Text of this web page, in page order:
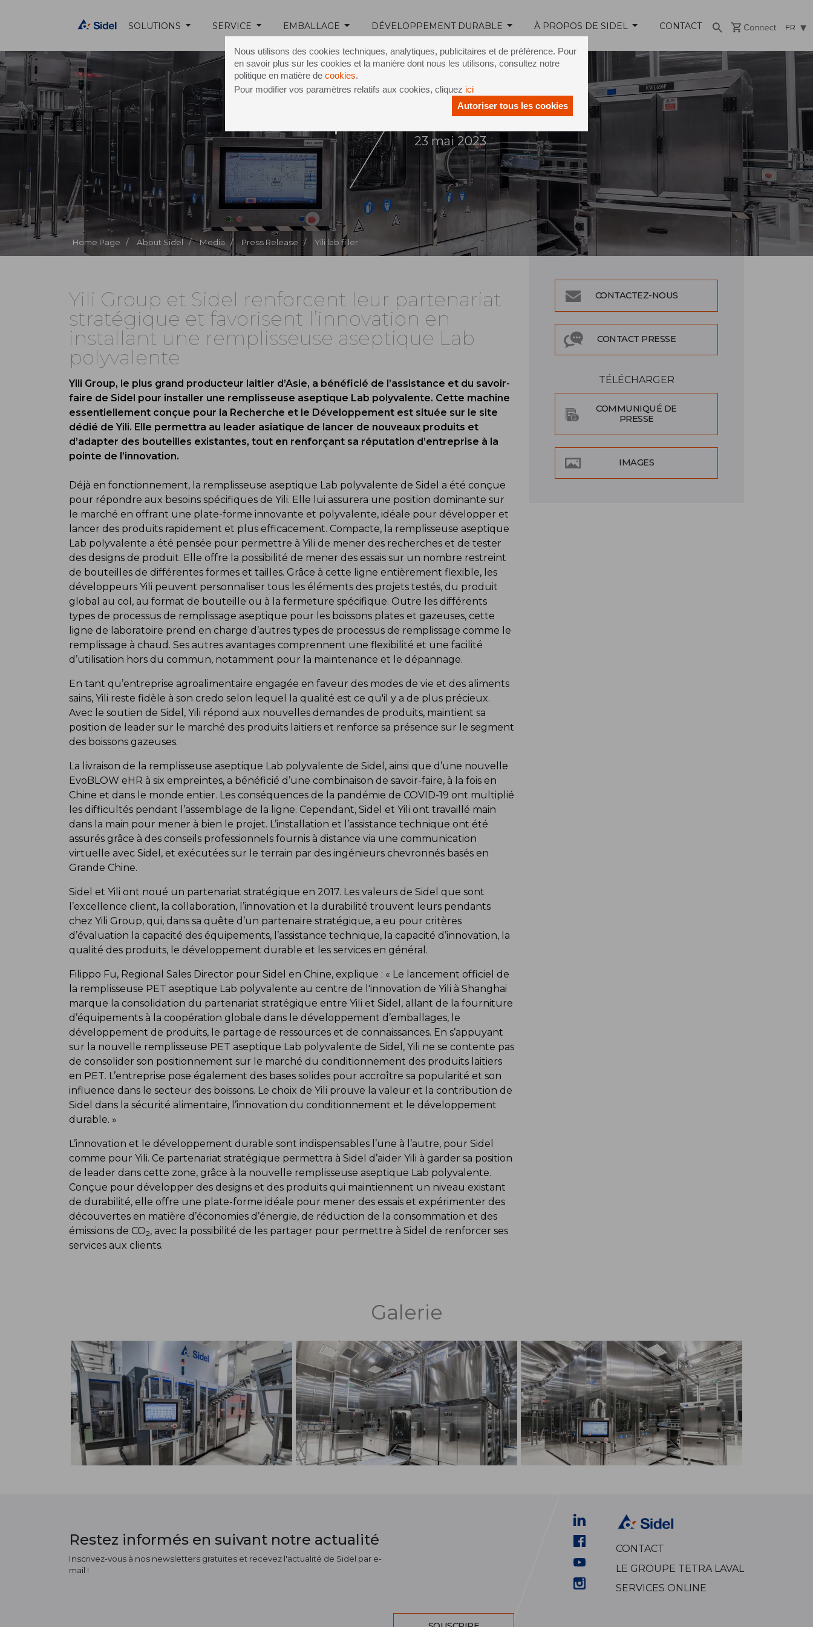
Nous utilisons des cookies techniques, analytiques, publicitaires et de préférence. Pour
en savoir plus sur les cookies et la manière dont nous les utilisons, consultez notre
politique en matière de cookies.
Pour modifier vos paramètres relatifs aux cookies, cliquez ici
Autoriser tous les cookies
SOLUTIONS SERVICE EMBALLAGE DÉVELOPPEMENT DURABLE À PROPOS DE SIDEL CONTACT FR
Home Page / About Sidel / Media / Press Release / Yili lab filler
23 mai 2023
Yili Group et Sidel renforcent leur partenariat
stratégique et favorisent l’innovation en
installant une remplisseuse aseptique Lab
polyvalente
Yili Group, le plus grand producteur laitier d’Asie, a bénéficié de l’assistance et du savoir-
faire de Sidel pour installer une remplisseuse aseptique Lab polyvalente. Cette machine
essentiellement conçue pour la Recherche et le Développement est située sur le site
dédié de Yili. Elle permettra au leader asiatique de lancer de nouveaux produits et
d’adapter des bouteilles existantes, tout en renforçant sa réputation d’entreprise à la
pointe de l’innovation.
Déjà en fonctionnement, la remplisseuse aseptique Lab polyvalente de Sidel a été conçue
pour répondre aux besoins spécifiques de Yili. Elle lui assurera une position dominante sur
le marché en offrant une plate-forme innovante et polyvalente, idéale pour développer et
lancer des produits rapidement et plus efficacement. Compacte, la remplisseuse aseptique
Lab polyvalente a été pensée pour permettre à Yili de mener des recherches et de tester
des designs de produit. Elle offre la possibilité de mener des essais sur un nombre restreint
de bouteilles de différentes formes et tailles. Grâce à cette ligne entièrement flexible, les
développeurs Yili peuvent personnaliser tous les éléments des projets testés, du produit
global au col, au format de bouteille ou à la fermeture spécifique. Outre les différents
types de processus de remplissage aseptique pour les boissons plates et gazeuses, cette
ligne de laboratoire prend en charge d’autres types de processus de remplissage comme le
remplissage à chaud. Ses autres avantages comprennent une flexibilité et une facilité
d’utilisation hors du commun, notamment pour la maintenance et le dépannage.
En tant qu’entreprise agroalimentaire engagée en faveur des modes de vie et des aliments
sains, Yili reste fidèle à son credo selon lequel la qualité est ce qu'il y a de plus précieux.
Avec le soutien de Sidel, Yili répond aux nouvelles demandes de produits, maintient sa
position de leader sur le marché des produits laitiers et renforce sa présence sur le segment
des boissons gazeuses.
La livraison de la remplisseuse aseptique Lab polyvalente de Sidel, ainsi que d’une nouvelle
EvoBLOW eHR à six empreintes, a bénéficié d’une combinaison de savoir-faire, à la fois en
Chine et dans le monde entier. Les conséquences de la pandémie de COVID-19 ont multiplié
les difficultés pendant l’assemblage de la ligne. Cependant, Sidel et Yili ont travaillé main
dans la main pour mener à bien le projet. L’installation et l’assistance technique ont été
assurés grâce à des conseils professionnels fournis à distance via une communication
virtuelle avec Sidel, et exécutées sur le terrain par des ingénieurs chevronnés basés en
Grande Chine.
Sidel et Yili ont noué un partenariat stratégique en 2017. Les valeurs de Sidel que sont
l’excellence client, la collaboration, l’innovation et la durabilité trouvent leurs pendants
chez Yili Group, qui, dans sa quête d’un partenaire stratégique, a eu pour critères
d’évaluation la capacité des équipements, l’assistance technique, la capacité d’innovation, la
qualité des produits, le développement durable et les services en général.
Filippo Fu, Regional Sales Director pour Sidel en Chine, explique : « Le lancement officiel de
la remplisseuse PET aseptique Lab polyvalente au centre de l'innovation de Yili à Shanghai
marque la consolidation du partenariat stratégique entre Yili et Sidel, allant de la fourniture
d’équipements à la coopération globale dans le développement d’emballages, le
développement de produits, le partage de ressources et de connaissances. En s’appuyant
sur la nouvelle remplisseuse PET aseptique Lab polyvalente de Sidel, Yili ne se contente pas
de consolider son positionnement sur le marché du conditionnement des produits laitiers
en PET. L’entreprise pose également des bases solides pour accroître sa popularité et son
influence dans le secteur des boissons. Le choix de Yili prouve la valeur et la contribution de
Sidel dans la sécurité alimentaire, l’innovation du conditionnement et le développement
durable. »
L’innovation et le développement durable sont indispensables l’une à l’autre, pour Sidel
comme pour Yili. Ce partenariat stratégique permettra à Sidel d’aider Yili à garder sa position
de leader dans cette zone, grâce à la nouvelle remplisseuse aseptique Lab polyvalente.
Conçue pour développer des designs et des produits qui maintiennent un niveau existant
de durabilité, elle offre une plate-forme idéale pour mener des essais et expérimenter des
découvertes en matière d’économies d’énergie, de réduction de la consommation et des
émissions de CO2, avec la possibilité de les partager pour permettre à Sidel de renforcer ses
services aux clients.
CONTACTEZ-NOUS
CONTACT PRESSE
TÉLÉCHARGER
COMMUNIQUÉ DE
PRESSE
IMAGES
Galerie
Restez informés en suivant notre actualité
Inscrivez-vous à nos newsletters gratuites et recevez l'actualité de Sidel par e-
mail !
CONTACT
LE GROUPE TETRA LAVAL
SERVICES ONLINE